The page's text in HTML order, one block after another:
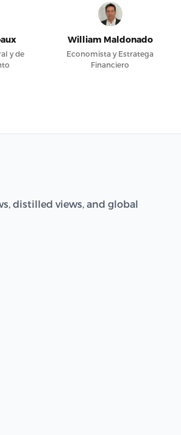
y de
William Maldonado
Economista y Estratega
Financiero
distilled views, and global